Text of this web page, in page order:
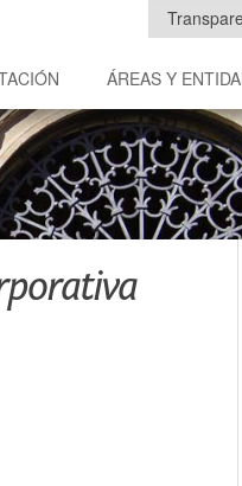
ÁREAS Y